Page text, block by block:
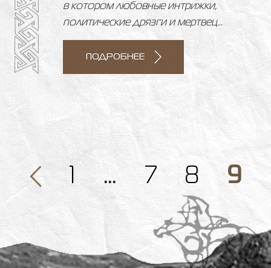
в котором любовные интрижки,
политические дрязги и мертвец...
ПОДРОБНЕЕ
… 7 8 9